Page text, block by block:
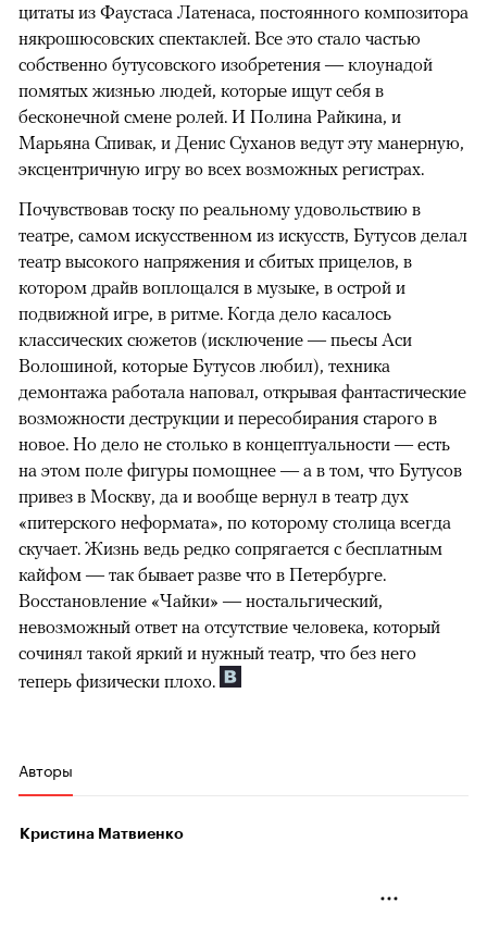
цитаты из Фаустаса Латенаса, постоянного композитора
някрошюсовских спектаклей. Все это стало частью
собственно бутусовского изобретения — клоунадой
помятых жизнью людей, которые ищут себя в
бесконечной смене ролей. И Полина Райкина, и
Марьяна Спивак, и Денис Суханов ведут эту манерную,
эксцентричную игру во всех возможных регистрах.
Почувствовав тоску по реальному удовольствию в
театре, самом искусственном из искусств, Бутусов делал
театр высокого напряжения и сбитых прицелов, в
котором драйв воплощался в музыке, в острой и
подвижной игре, в ритме. Когда дело касалось
классических сюжетов (исключение — пьесы Аси
Волошиной, которые Бутусов любил), техника
демонтажа работала наповал, открывая фантастические
возможности деструкции и пересобирания старого в
новое. Но дело не столько в концептуальности — есть
на этом поле фигуры помощнее — а в том, что Бутусов
привез в Москву, да и вообще вернул в театр дух
«питерского неформата», по которому столица всегда
скучает. Жизнь ведь редко сопрягается с бесплатным
кайфом — так бывает разве что в Петербурге.
Восстановление «Чайки» — ностальгический,
невозможный ответ на отсутствие человека, который
сочинял такой яркий и нужный театр, что без него
теперь физически плохо.
Авторы
Кристина Матвиенко